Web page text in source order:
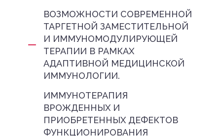
ВОЗМОЖНОСТИ СОВРЕМЕННОЙ
ТАРГЕТНОЙ ЗАМЕСТИТЕЛЬНОЙ
И ИММУНОМОДУЛИРУЮЩЕЙ
ТЕРАПИИ В РАМКАХ
АДАПТИВНОЙ МЕДИЦИНСКОЙ
ИММУНОЛОГИИ.
ИММУНОТЕРАПИЯ
ВРОЖДЕННЫХ И
ПРИОБРЕТЕННЫХ ДЕФЕКТОВ
ФУНКЦИОНИРОВАНИЯ